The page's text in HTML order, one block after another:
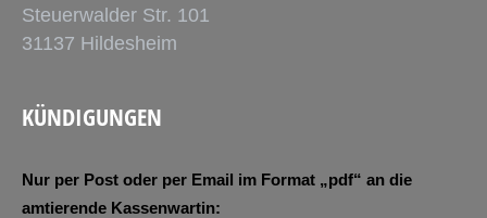
Steuerwalder Str. 101
31137 Hildesheim
KÜNDIGUNGEN
Nur per Post oder per Email im Format „pdf“ an die
amtierende Kassenwartin: